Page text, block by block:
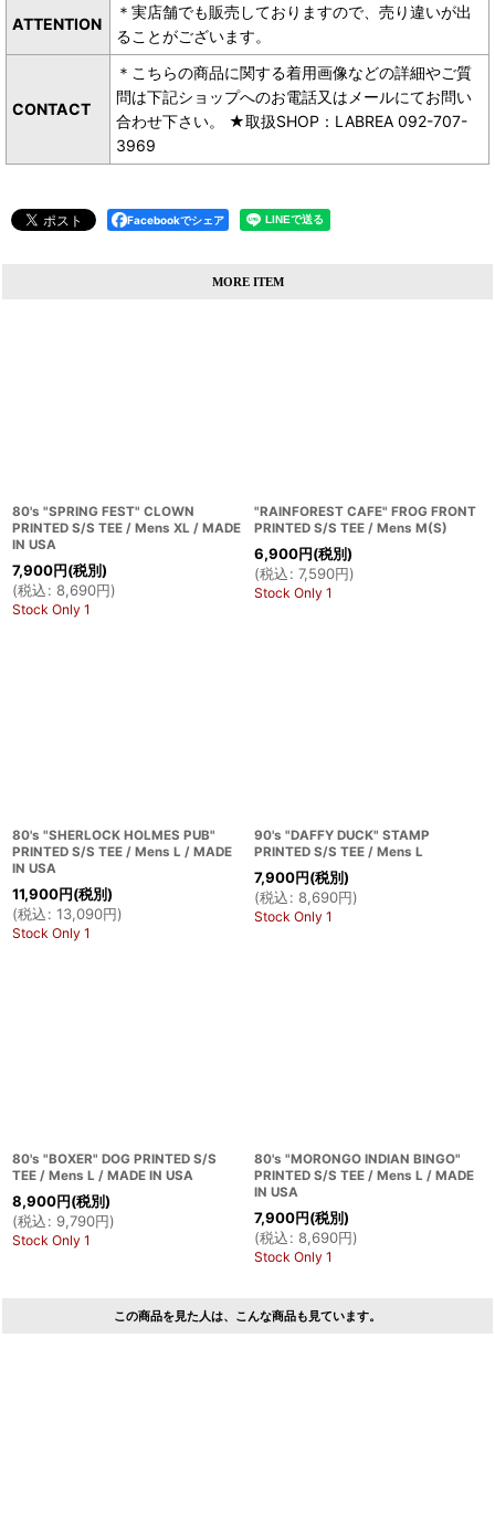
ATTENTION
＊実店舗でも販売しておりますので、売り違いが出
ることがございます。
CONTACT
＊こちらの商品に関する着用画像などの詳細やご質
問は下記ショップへのお電話又はメールにてお問い
合わせ下さい。 ★取扱SHOP：LABREA 092-707-
3969
Facebookでシェア
MORE ITEM
80's "SPRING FEST" CLOWN
PRINTED S/S TEE / Mens XL / MADE
IN USA
7,900円(税別)
(税込: 8,690円)
Stock Only 1
"RAINFOREST CAFE" FROG FRONT
PRINTED S/S TEE / Mens M(S)
6,900円(税別)
(税込: 7,590円)
Stock Only 1
80's "SHERLOCK HOLMES PUB"
PRINTED S/S TEE / Mens L / MADE
IN USA
11,900円(税別)
(税込: 13,090円)
Stock Only 1
90's "DAFFY DUCK" STAMP
PRINTED S/S TEE / Mens L
7,900円(税別)
(税込: 8,690円)
Stock Only 1
80's "BOXER" DOG PRINTED S/S
TEE / Mens L / MADE IN USA
8,900円(税別)
(税込: 9,790円)
Stock Only 1
80's "MORONGO INDIAN BINGO"
PRINTED S/S TEE / Mens L / MADE
IN USA
7,900円(税別)
(税込: 8,690円)
Stock Only 1
この商品を見た人は、こんな商品も見ています。